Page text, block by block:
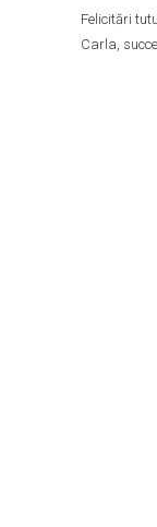
Felicitări
Carla,